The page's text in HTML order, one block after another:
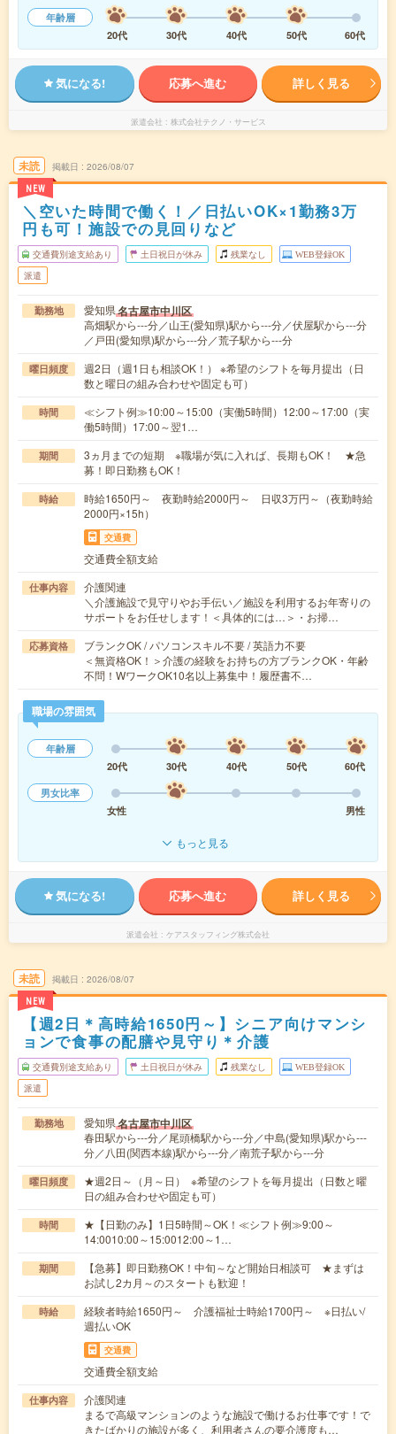
年齢層
20代
30代 40代 50代 60代
気になる! 応募へ進む 詳しく見る
派遣会社 株式会社テクノ・サービス
未読
NEW
掲載日 2026/08/07
＼空いた時間で働く！／日払いOK×1勤務3万
円も可！施設での見回りなど
交通費別途支給あり 土日祝日が休み 残業なし WEB登録OK
派遣
勤務地 愛知県名古屋市中川区
高畑駅から---分／山王(愛知県)駅から---分／伏屋駅から---分
／戸田(愛知県)駅から---分／荒子駅から---分
曜日頻度
週2日（週1日も相談OK！） ※希望のシフトを毎月提出（日
数と曜日の組み合わせや固定も可）
時間
≪シフト例≫10:00～15:00（実働5時間）12:00～17:00（実
働5時間）17:00～翌1…
期間
3ヵ月までの短期 ※職場が気に入れば、長期もOK！ ★急
募！即日勤務もOK！
時給
時給1650円～ 夜勤時給2000円～ 日収3万円～（夜勤時給
2000円×15h）
交通費
交通費全額支給
仕事内容
介護関連
＼介護施設で見守りやお手伝い／施設を利用するお年寄りの
サポートをお任せします！＜具体的には…＞・お掃…
応募資格
ブランクOK / パソコンスキル不要 / 英語力不要
＜無資格OK！＞介護の経験をお持ちの方ブランクOK・年齢
不問！WワークOK10名以上募集中！履歴書不…
職場の雰囲気
年齢層
20代
30代 40代 50代
60代
男女比率
女性
男性
もっと見る
気になる! 応募へ進む 詳しく見る
派遣会社 ケアスタッフィング株式会社
未読
NEW
掲載日 2026/08/07
【週2日＊高時給1650円～】シニア向けマンシ
ョンで食事の配膳や見守り＊介護
交通費別途支給あり 土日祝日が休み 残業なし WEB登録OK
派遣
勤務地 愛知県名古屋市中川区
春田駅から---分／尾頭橋駅から---分／中島(愛知県)駅から---
分／八田(関西本線)駅から---分／南荒子駅から---分
曜日頻度
★週2日～（月～日） ※希望のシフトを毎月提出（日数と曜
日の組み合わせや固定も可）
時間
★【日勤のみ】1日5時間～OK！≪シフト例≫9:00～
14:0010:00～15:0012:00～1…
期間
【急募】即日勤務OK！中旬～など開始日相談可 ★まずは
お試し2カ月～のスタートも歓迎！
時給
経験者時給1650円～ 介護福祉士時給1700円～ ※日払い/
週払いOK
交通費
交通費全額支給
仕事内容
介護関連
まるで高級マンションのような施設で働けるお仕事です！で
きたばかりの施設が多く、利用者さんの要介護度も…